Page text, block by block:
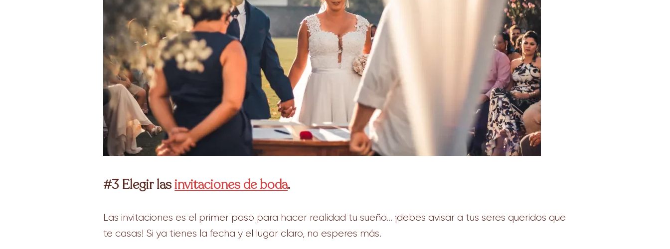
#3 Elegir lasinvitaciones de boda.
Las invitaciones es el primer paso para hacer realidad tu sueño… ¡debes avisar a tus seres queridos que
te casas! Si ya tienes la fecha y el lugar claro, no esperes más.